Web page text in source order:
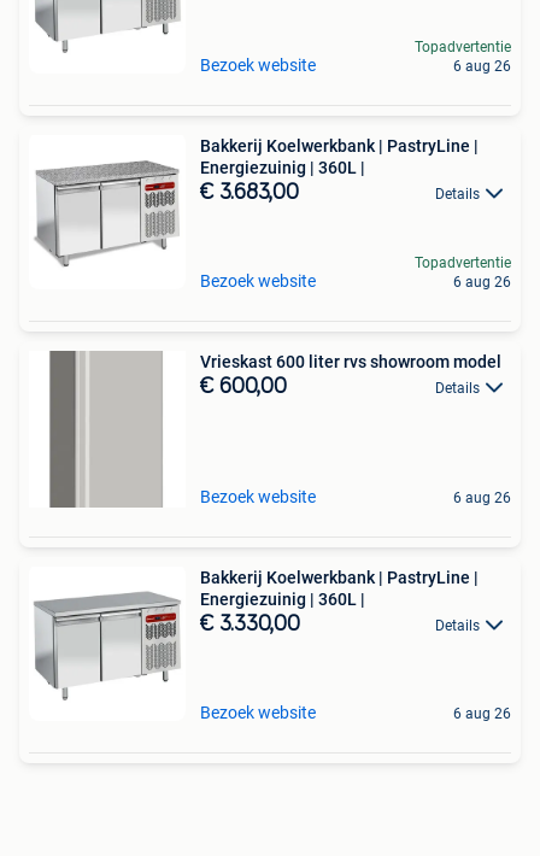
Bezoek website
Topadvertentie
6 aug 26
Bakkerij Koelwerkbank | PastryLine |
Energiezuinig | 360L |
€ 3.683,00 Details
Bezoek website
Topadvertentie
6 aug 26
Vrieskast 600 liter rvs showroom model
€ 600,00 Details
Bezoek website 6 aug 26
Bakkerij Koelwerkbank | PastryLine |
Energiezuinig | 360L |
€ 3.330,00 Details
Bezoek website 6 aug 26